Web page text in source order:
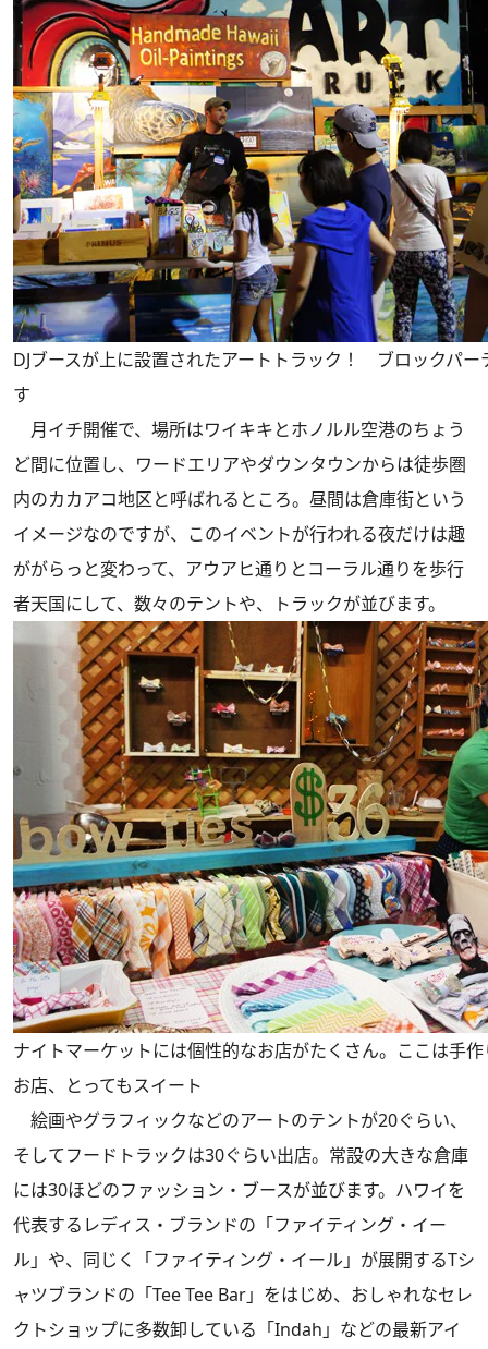
DJブースが上に設置されたアートトラック！ ブロックパー
す
月イチ開催で、場所はワイキキとホノルル空港のちょう
ど間に位置し、ワードエリアやダウンタウンからは徒歩圏
内のカカアコ地区と呼ばれるところ。昼間は倉庫街という
イメージなのですが、このイベントが行われる夜だけは趣
ががらっと変わって、アウアヒ通りとコーラル通りを歩行
者天国にして、数々のテントや、トラックが並びます。
ナイトマーケットには個性的なお店がたくさん。ここは手
お店、とってもスイート
絵画やグラフィックなどのアートのテントが20ぐらい、
そしてフードトラックは30ぐらい出店。常設の大きな倉庫
には30ほどのファッション・ブースが並びます。ハワイを
代表するレディス・ブランドの「ファイティング・イー
ル」や、同じく「ファイティング・イール」が展開するTシ
ャツブランドの「Tee Tee Bar」をはじめ、おしゃれなセレ
クトショップに多数卸している「Indah」などの最新アイ